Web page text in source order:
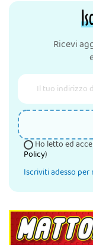
Ricevi
Iscriviti adesso
Ho letto ed
Policy)